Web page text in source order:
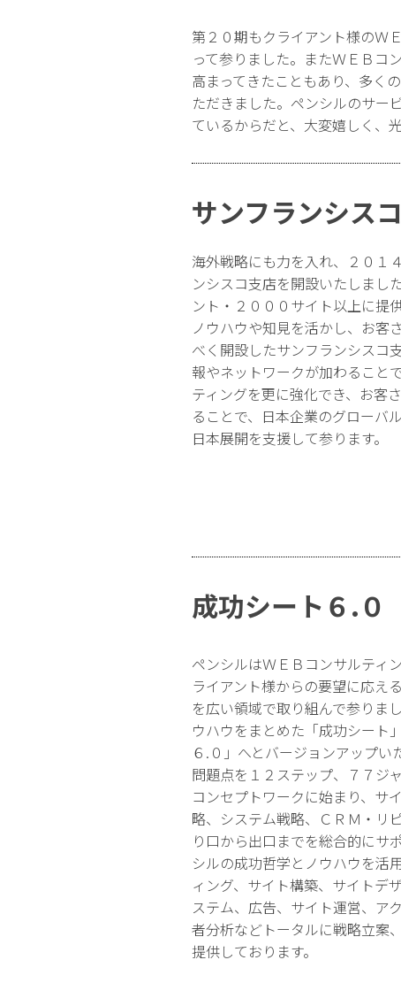
第２０期もクライアント様のＷ
って参りました。またＷＥＢコ
高まってきたこともあり、多く
ただきました。ペンシルのサー
ているからだと、大変嬉しく、
サンフランシス
海外戦略にも力を入れ、２０１
ンシスコ支店を開設いたしまし
ント・２０００サイト以上に提
ノウハウや知見を活かし、お客
べく開設したサンフランシスコ
報やネットワークが加わること
ティングを更に強化でき、お客
ることで、日本企業のグローバ
日本展開を支援して参ります。
成功シート６.０
ペンシルはＷＥＢコンサルティ
ライアント様からの要望に応え
を広い領域で取り組んで参りま
ウハウをまとめた「成功シート
６.０」へとバージョンアップ
問題点を１２ステップ、７７ジ
コンセプトワークに始まり、サ
略、システム戦略、ＣＲＭ・リ
り口から出口までを総合的にサ
シルの成功哲学とノウハウを活
ィング、サイト構築、サイトデ
ステム、広告、サイト運営、ア
者分析などトータルに戦略立案
提供しております。